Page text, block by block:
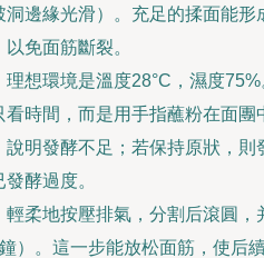
邊緣光滑）。充足的揉面能形
免面筋斷裂。
理想環境是溫度28°C，濕度
時間，而是用手指蘸粉在面團
明發酵不足；若保持原狀，則
酵過度。
輕柔地按壓排氣，分割后滾圓，
）。這一步能放松面筋，使后